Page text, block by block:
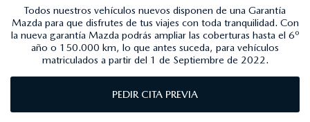
Todos nuestros vehículos nuevos disponen de una Garantía
Mazda para que disfrutes de tus viajes con toda tranquilidad. Con
la nueva garantía Mazda podrás ampliar las coberturas hasta el 6º
año o 150.000 km, lo que antes suceda, para vehículos
matriculados a partir del 1 de Septiembre de 2022.
PEDIR CITA PREVIA